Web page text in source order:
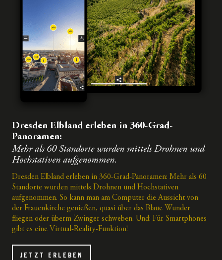
Dresden Elbland erleben in 360-Grad-
Panoramen:
Mehr als 60 Standorte wurden mittels Drohnen und
Hochstativen aufgenommen.
Dresden Elbland erleben in 360-Grad-Panoramen: Mehr als 60
Standorte wurden mittels Drohnen und Hochstativen
aufgenommen. So kann man am Computer die Aussicht von
der Frauenkirche genießen, quasi über das Blaue Wunder
fliegen oder überm Zwinger schweben. Und: Für Smartphones
gibt es eine Virtual-Reality-Funktion!
JETZT ERLEBEN